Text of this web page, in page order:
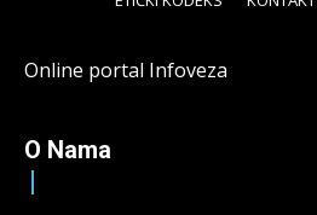
Online portal Infoveza
O Nama